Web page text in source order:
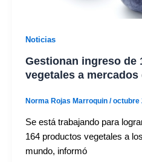
Noticias
Gestionan ingreso de
vegetales a
Norma Rojas Marroquin /octubre
Se está trabajando para
164 productos vegetales a
mundo, informó